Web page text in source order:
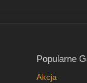
Popularne
Akcja